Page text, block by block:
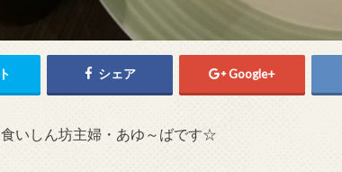
シェア Google+
いしん坊主婦・あゆ～ばです☆